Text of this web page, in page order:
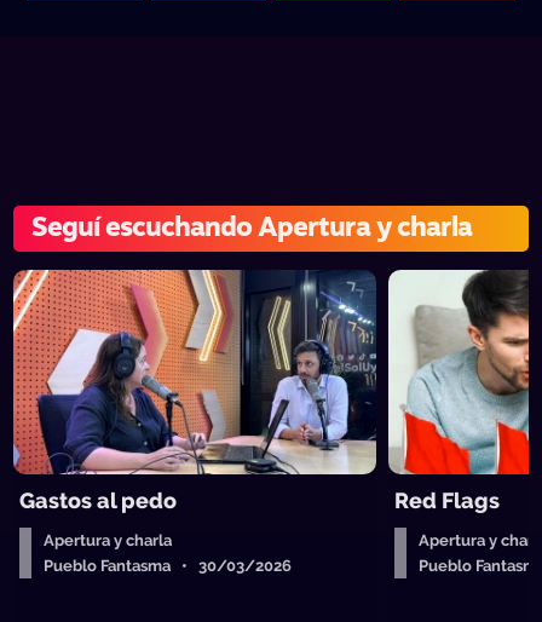
Seguí escuchando Apertura y charla
Gastos al pedo
Apertura y charla
Pueblo Fantasma • 30/03/2026
Red Flags
Apertura y
Pueblo